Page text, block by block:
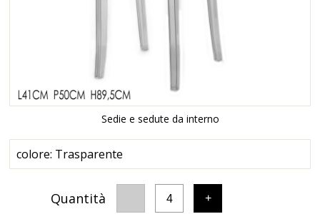
Sedie e sedute da interno
colore: Trasparente
Quantità 4 +